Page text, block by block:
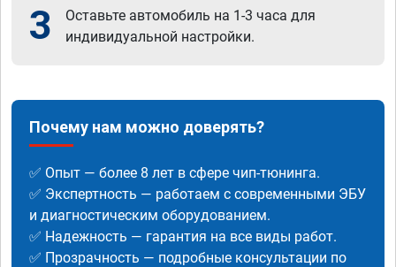
3
Оставьте автомобиль на 1-3 часа для
индивидуальной настройки.
Почему нам можно доверять?
✅ Опыт — более 8 лет в сфере чип-тюнинга.
✅ Экспертность — работаем с современными ЭБУ
и диагностическим оборудованием.
✅ Надежность — гарантия на все виды работ.
✅ Прозрачность — подробные консультации по